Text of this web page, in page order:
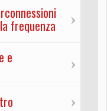
frequenza
e